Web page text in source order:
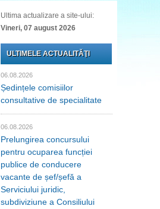
Ultima actualizare a site-ului:
Vineri, 07 august 2026
ULTIMELE ACTUALITĂŢI
06.08.2026
Ședințele comisiilor
consultative de specialitate
06.08.2026
Prelungirea concursului
pentru ocuparea funcției
publice de conducere
vacante de șef/șefă a
Serviciului juridic,
subdiviziune a Consiliului